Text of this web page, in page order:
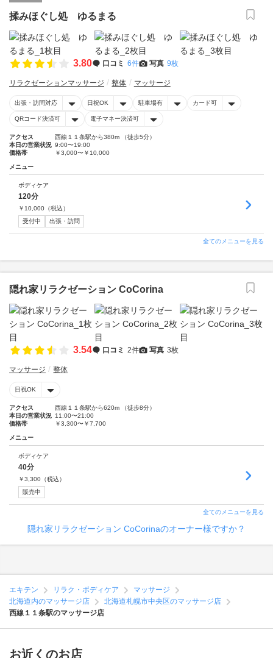
揉みほぐし処 ゆるまる
3.80 口コミ 6件 写真 9枚
リラクゼーションマッサージ 整体 マッサージ
出張・訪問対応 日祝OK 駐車場有 カード可
QRコード決済可 電子マネー決済可
アクセス
西線１１条駅から380m （徒歩5分）
本日の営業状況 9:00〜19:00
価格帯
￥3,000〜￥10,000
メニュー
ボディケア
120分
￥ 10,000 （税込）
受付中
出張・訪問
全てのメニューを見る
隠れ家リラクゼーション CoCorina
3.54 口コミ 2件 写真 3枚
マッサージ 整体
日祝OK
アクセス
西線１１条駅から620m （徒歩8分）
本日の営業状況 11:00〜21:00
価格帯
￥3,300〜￥7,700
メニュー
ボディケア
40分
￥3,300 （税込）
販売中
全てのメニューを見る
隠れ家リラクゼーション CoCorinaのオーナー様ですか？
エキテン リラク・ボディケア
マッサージ
北海道内のマッサージ店
北海道札幌市中央区のマッサージ店
西線１１条駅のマッサージ店
お近くのお店